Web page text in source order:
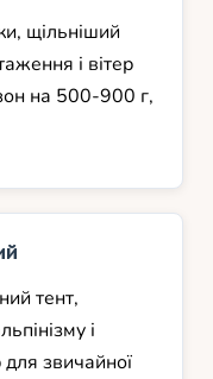
щільніший
і вітер
на 500-900 г,
тент,
і
звичайної